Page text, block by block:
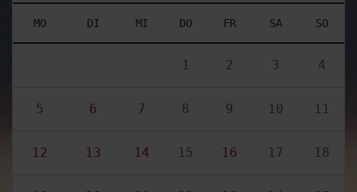
MO DI MI DO FR SA SO
1 2 3 4
5 6 7 8 9 10 11
12 13 14 15 16 17 18